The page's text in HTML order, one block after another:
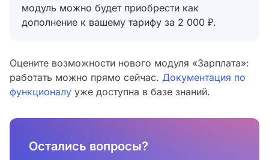
модуль можно будет приобрести как
дополнение к вашему тарифу за 2 000 ₽.
Оцените возможности нового модуля «Зарплата»:
работать можно прямо сейчас. Документация по
функционалу уже доступна в базе знаний.
Остались вопросы?